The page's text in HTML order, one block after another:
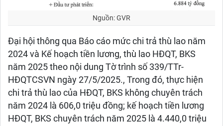
Nguồn: GVR
Đại hội thông qua Báo cáo mức chi trả thù lao năm
2024 và Kế hoạch tiền lương, thù lao HĐQT, BKS
năm 2025 theo nội dung Tờ trình số 339/TTr-
HĐQTCSVN ngày 27/5/2025., Trong đó, thực hiện
chi trả thù lao của HĐQT, BKS không chuyên trách
năm 2024 là 606,0 triệu đồng; kế hoạch tiền lương
HĐQT, BKS chuyên trách năm 2025 là 4.440,0 triệu